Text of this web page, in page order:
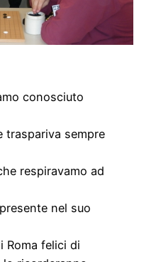
conosciuto
traspariva sempre
respiravamo ad
nel suo
Roma felici di